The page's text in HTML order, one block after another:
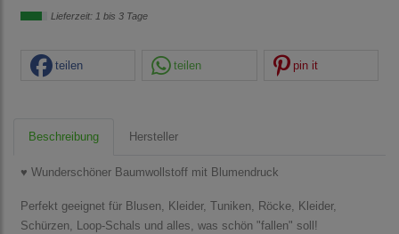
Lieferzeit: 1 bis 3 Tage
teilen teilen pin it
Beschreibung Hersteller
♥ Wunderschöner Baumwollstoff mit Blumendruck
Perfekt geeignet für Blusen, Kleider, Tuniken, Röcke, Kleider,
Schürzen, Loop-Schals und alles, was schön "fallen" soll!